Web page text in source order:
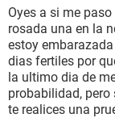
Oyes a si me
rosada una en la
estoy
dias fertiles por
la ultimo dia de
probabilidad, pero
te realices una